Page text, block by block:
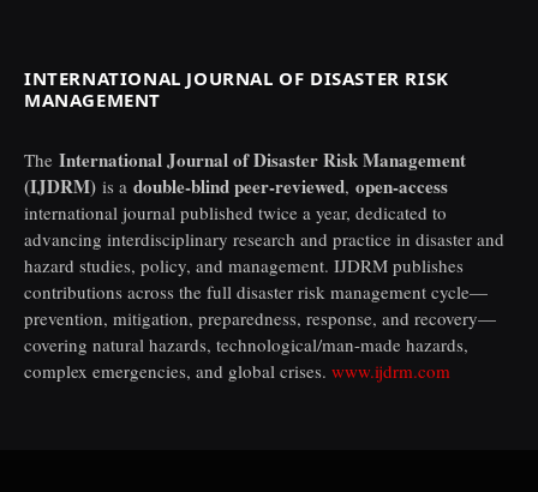
INTERNATIONAL JOURNAL OF DISASTER RISK
MANAGEMENT
The International Journal of Disaster Risk Management
(IJDRM) is a double-blind peer-reviewed, open-access
international journal published twice a year, dedicated to
advancing interdisciplinary research and practice in disaster and
hazard studies, policy, and management. IJDRM publishes
contributions across the full disaster risk management cycle—
prevention, mitigation, preparedness, response, and recovery—
covering natural hazards, technological/man-made hazards,
complex emergencies, and global crises. www.ijdrm.com